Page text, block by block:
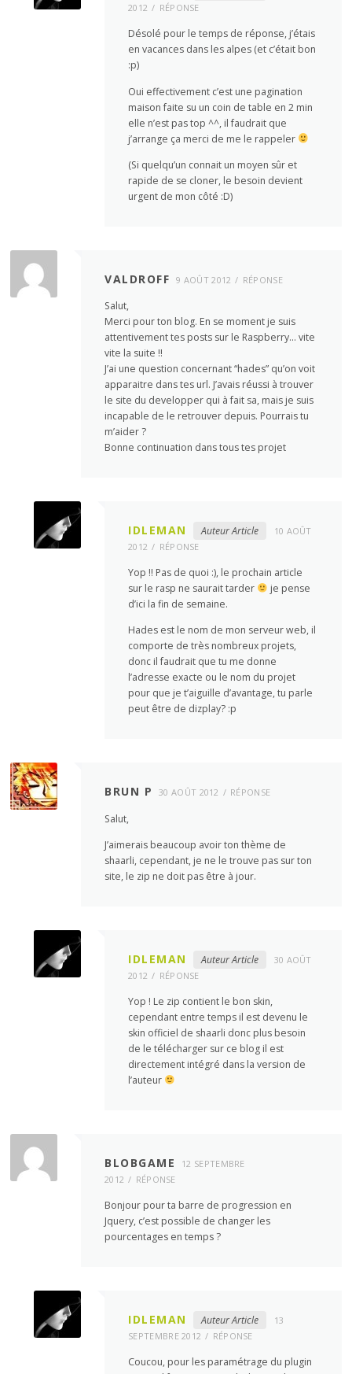
2012
RÉPONSE
Désolé pour le temps de réponse, j’étais
en vacances dans les alpes (et c’était bon
:p)
Oui effectivement c’est une pagination
maison faite su un coin de table en 2 min
elle n’est pas top ^^, il faudrait que
j’arrange ça merci de me le rappeler
(Si quelqu’un connait un moyen sûr et
rapide de se cloner, le besoin devient
urgent de mon côté :D)
VALDROFF 9 AOÛT 2012 RÉPONSE
Salut,
Merci pour ton blog. En se moment je suis
attentivement tes posts sur le Raspberry… vite
vite la suite !!
J’ai une question concernant “hades” qu’on voit
apparaitre dans tes url. J’avais réussi à trouver
le site du developper qui à fait sa, mais je suis
incapable de le retrouver depuis. Pourrais tu
m’aider ?
Bonne continuation dans tous tes projet
IDLEMAN Auteur Article
10 AOÛT
2012
RÉPONSE
Yop !! Pas de quoi :), le prochain article
sur le rasp ne saurait tarder
je pense
d’ici la fin de semaine.
Hades est le nom de mon serveur web, il
comporte de très nombreux projets,
donc il faudrait que tu me donne
l’adresse exacte ou le nom du projet
pour que je t’aiguille d’avantage, tu parle
peut être de dizplay? :p
BRUN P 30 AOÛT 2012 RÉPONSE
Salut,
J’aimerais beaucoup avoir ton thème de
shaarli, cependant, je ne le trouve pas sur ton
site, le zip ne doit pas être à jour.
IDLEMAN Auteur Article
30 AOÛT
2012
RÉPONSE
Yop ! Le zip contient le bon skin,
cependant entre temps il est devenu le
skin officiel de shaarli donc plus besoin
de le télécharger sur ce blog il est
directement intégré dans la version de
l’auteur
BLOBGAME
12 SEPTEMBRE
2012
RÉPONSE
Bonjour pour ta barre de progression en
Jquery, c’est possible de changer les
pourcentages en temps ?
IDLEMAN Auteur Article
13
SEPTEMBRE 2012
RÉPONSE
Coucou, pour les paramétrage du plugin